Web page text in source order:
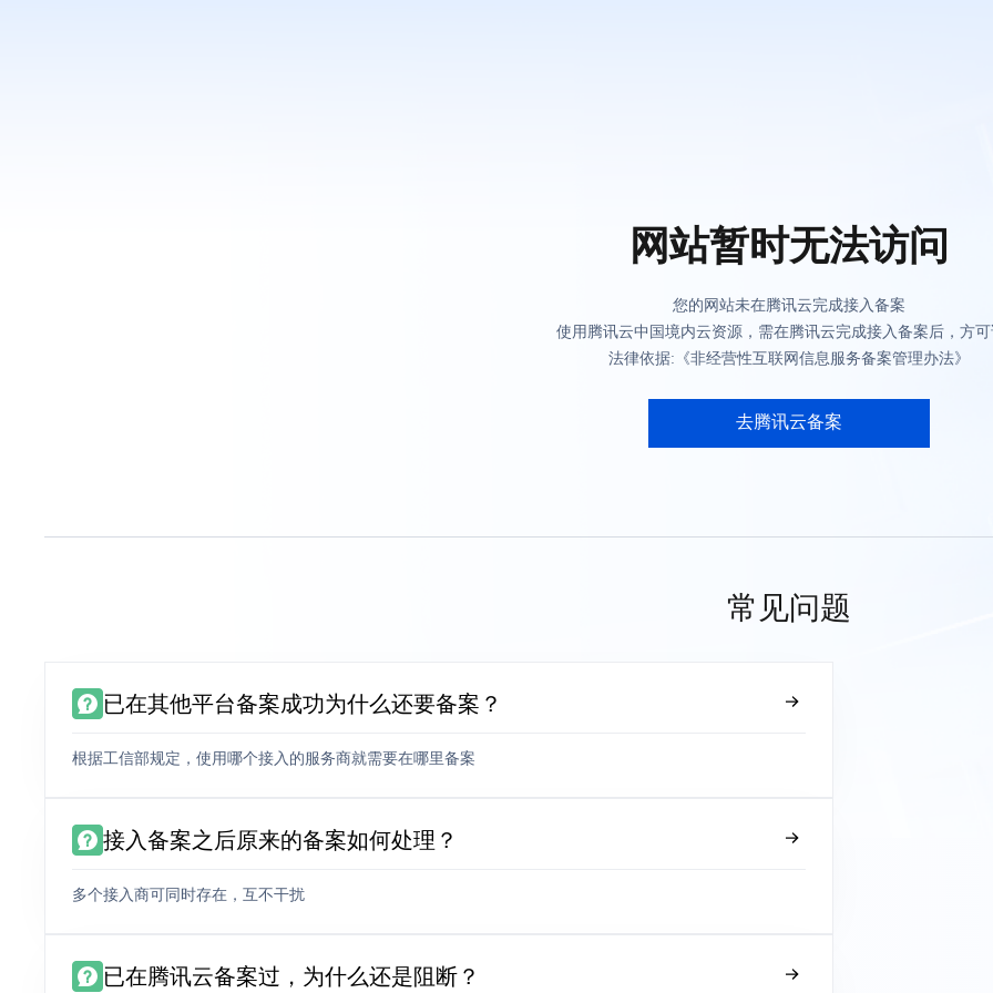
网站暂时无法访问
您的网站未在腾讯云完成接入备案
使用腾讯云中国境内云资源，需在腾讯云完成接入备案后，方
法律依据:《非经营性互联网信息服务备案管理办法》
去腾讯云备案
常见问题
已在其他平台备案成功为什么还要备案？
根据工信部规定，使用哪个接入的服务商就需要在哪里备案
接入备案之后原来的备案如何处理？
多个接入商可同时存在，互不干扰
已在腾讯云备案过，为什么还是阻断？